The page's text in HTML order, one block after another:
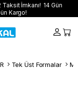
İmkanı! 14 Gün
Kargo!
Tek Üst Formalar